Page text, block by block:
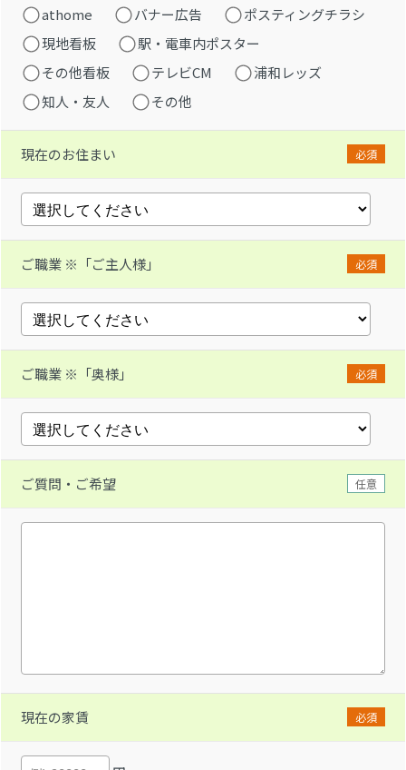
athome
バナー広告
ポスティングチラシ
現地看板
駅・電車内ポスター
その他看板
テレビCM
浦和レッズ
知人・友人
その他
現在のお住まい 必須
ご職業 ※「ご主人様」 必須
ご職業 ※「奥様」 必須
ご質問・ご希望 任意
現在の家賃 必須